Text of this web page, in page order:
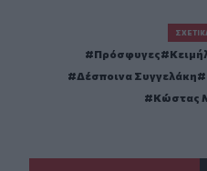
Πρόσφυγες
Δέσποινα Συγγελάκη
Κώστας